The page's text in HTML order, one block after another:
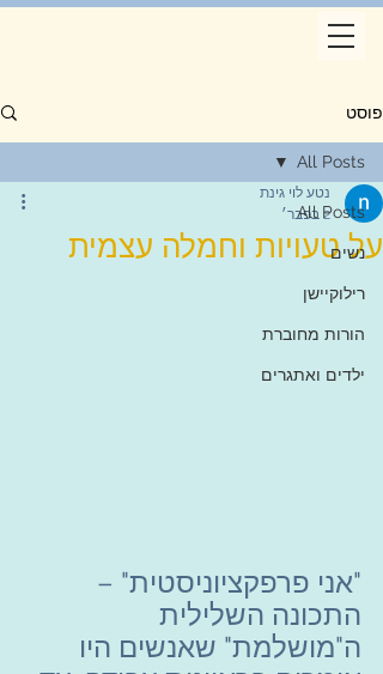
פוסט
All Posts
נשים
רילוקיישן
הורות מחוברת
ילדים ואתגרים
All Posts
על טעויות וחמלה עצמית
נטע לוי גינת
2 בפבר׳
"אני פרפקציוניסטית" –
התכונה השלילית
ה"מושלמת" שאנשים היו